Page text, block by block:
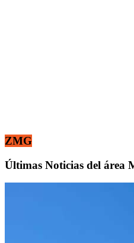
ZMG
Últimas Noticias del área